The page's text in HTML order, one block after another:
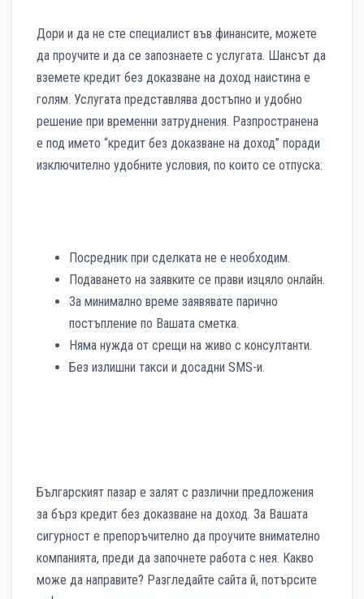
Дори и да не сте специалист във финансите, можете
да проучите и да се запознаете с услугата. Шансът да
вземете кредит без доказване на доход наистина е
голям. Услугата представлява достъпно и удобно
решение при временни затруднения. Разпространена
е под името “кредит без доказване на доход” поради
изключително удобните условия, по които се отпуска:
Посредник при сделката не е необходим.
Подаването на заявките се прави изцяло онлайн.
За минимално време заявявате парично
постъпление по Вашата сметка.
Няма нужда от срещи на живо с консултанти.
Без излишни такси и досадни SMS-и.
Българският пазар е залят с различни предложения
за бърз кредит без доказване на доход. За Вашата
сигурност е препоръчително да проучите внимателно
компанията, преди да започнете работа с нея. Какво
може да направите? Разгледайте сайта й, потърсите